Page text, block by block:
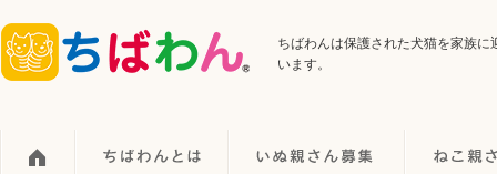
ちばわんは保護された犬猫を家族
います。